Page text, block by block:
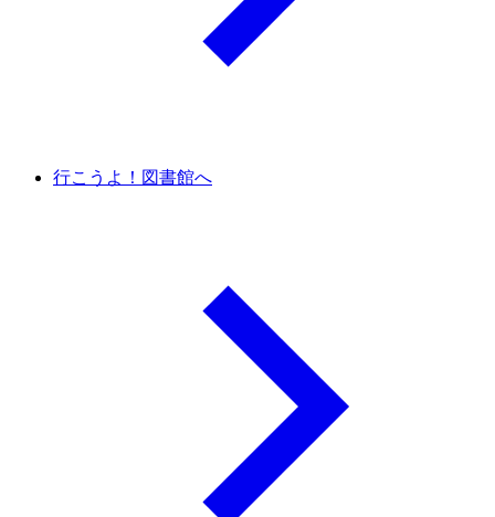
行こうよ！図書館へ